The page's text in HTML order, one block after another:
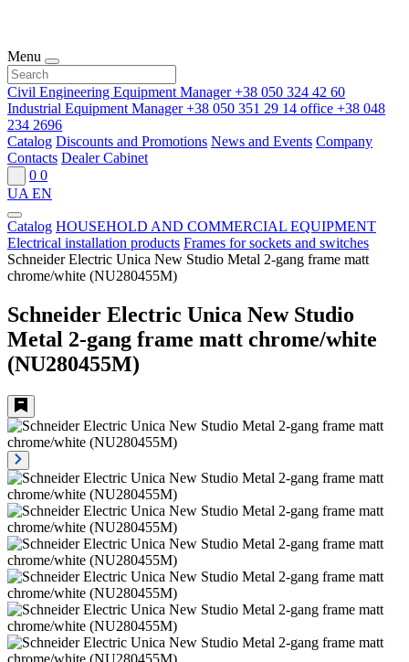
Menu
Civil Engineering Equipment Manager+38 050 324 42 60
Industrial Equipment Manager+38 050 351 29 14 office +38 048
234 2696
Catalog Discounts and Promotions News and Events Company
Contacts Dealer Cabinet
0 0
UA EN
Catalog HOUSEHOLD AND COMMERCIAL EQUIPMENT
Electrical installation products Frames for sockets and switches
Schneider Electric Unica New Studio Metal 2-gang frame matt
chrome/white (NU280455M)
Schneider Electric Unica New Studio
Metal 2-gang frame matt chrome/white
(NU280455M)